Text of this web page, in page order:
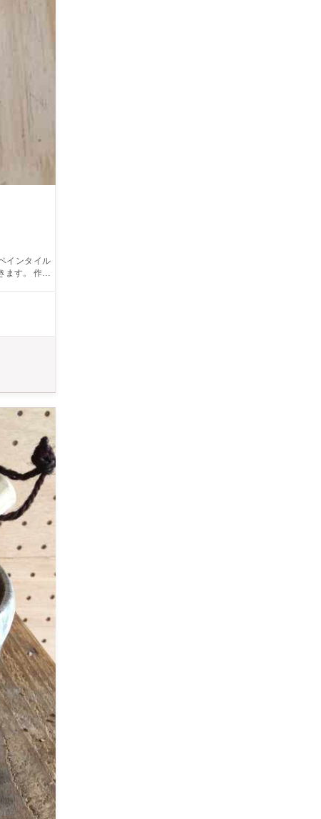
ます。 作品
ても色鮮や
挿しの下に